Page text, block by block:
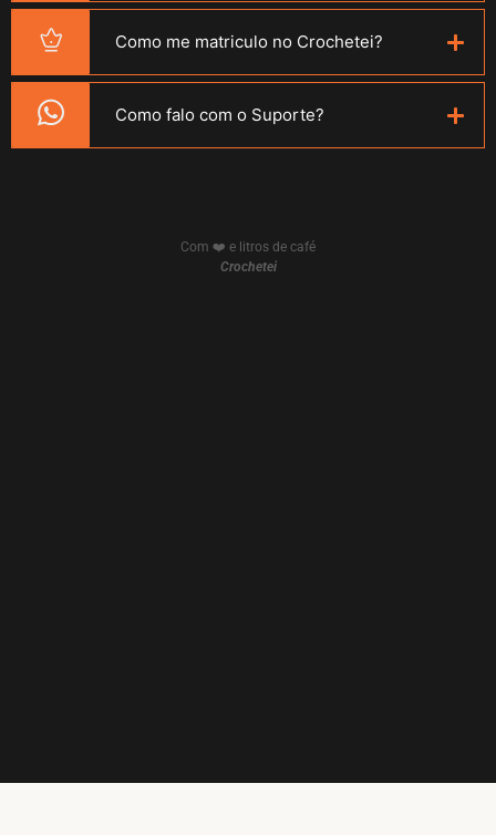
Como me matriculo no Crochetei?
Como falo com o Suporte?
Com ❤️ e litros de café
Crochetei